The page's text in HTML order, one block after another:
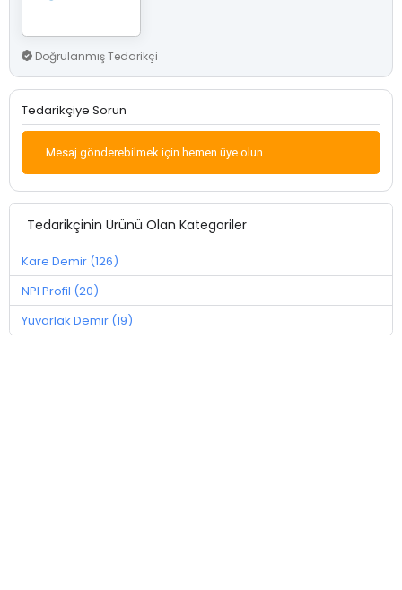
Doğrulanmış Tedarikçi
Tedarikçiye Sorun
Mesaj gönderebilmek için hemen üye olun
Tedarikçinin Ürünü Olan Kategoriler
Kare Demir (126)
NPI Profil (20)
Yuvarlak Demir (19)